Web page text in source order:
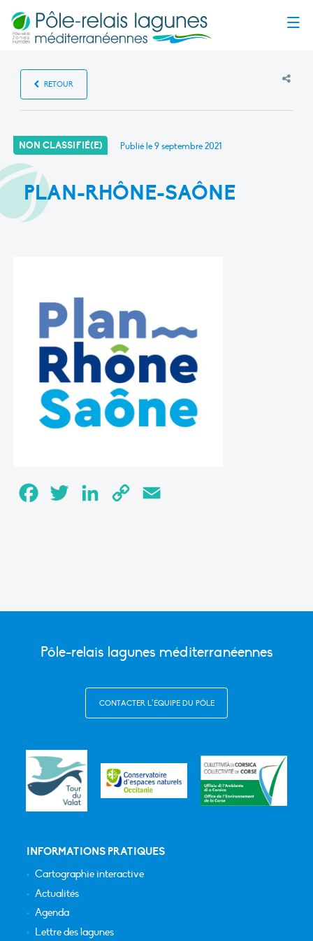
RETOUR
NON CLASSIFIÉ(E) Publié le9 septembre 2021
PLAN-RHÔNE-SAÔNE
FacebookTwitter LinkedInCopy
Pôle-relais lagunes méditerranéennes
CONTACTER L’ÉQUIPE DU PÔLE
INFORMATIONS PRATIQUES
Cartographie interactive
Actualités
Agenda
Lettre des lagunes